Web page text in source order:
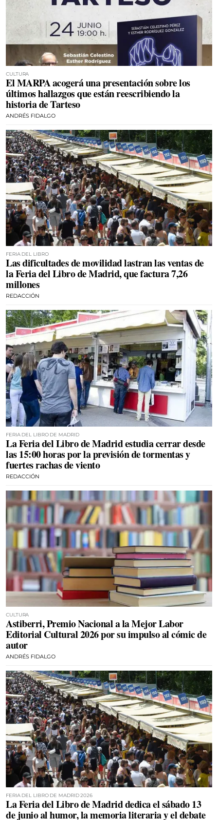
CULTURA
El MARPA acogerá una presentación sobre los
últimos hallazgos que están reescribiendo la
historia de Tarteso
ANDRÉS FIDALGO
FERIA DEL LIBRO
Las dificultades de movilidad lastran las ventas de
la Feria del Libro de Madrid, que factura 7,26
millones
REDACCIÓN
FERIA DEL LIBRO DE MADRID
La Feria del Libro de Madrid estudia cerrar desde
las 15:00 horas por la previsión de tormentas y
fuertes rachas de viento
REDACCIÓN
CULTURA
Astiberri, Premio Nacional a la Mejor Labor
Editorial Cultural 2026 por su impulso al cómic de
autor
ANDRÉS FIDALGO
FERIA DEL LIBRO DE MADRID 2026
La Feria del Libro de Madrid dedica el sábado 13
de junio al humor, la memoria literaria y el debate